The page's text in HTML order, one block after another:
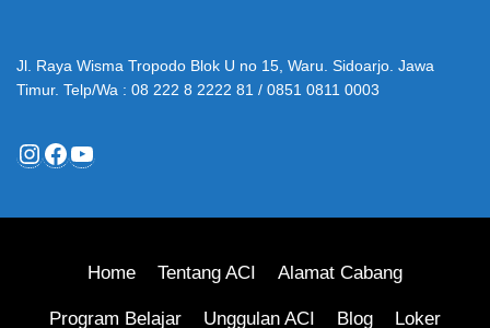
Jl. Raya Wisma Tropodo Blok U no 15, Waru. Sidoarjo. Jawa
Timur. Telp/Wa : 08 222 8 2222 81 / 0851 0811 0003
Instagram
Facebook
YouTube
Home Tentang ACI Alamat Cabang
Program Belajar Unggulan ACI Blog Loker